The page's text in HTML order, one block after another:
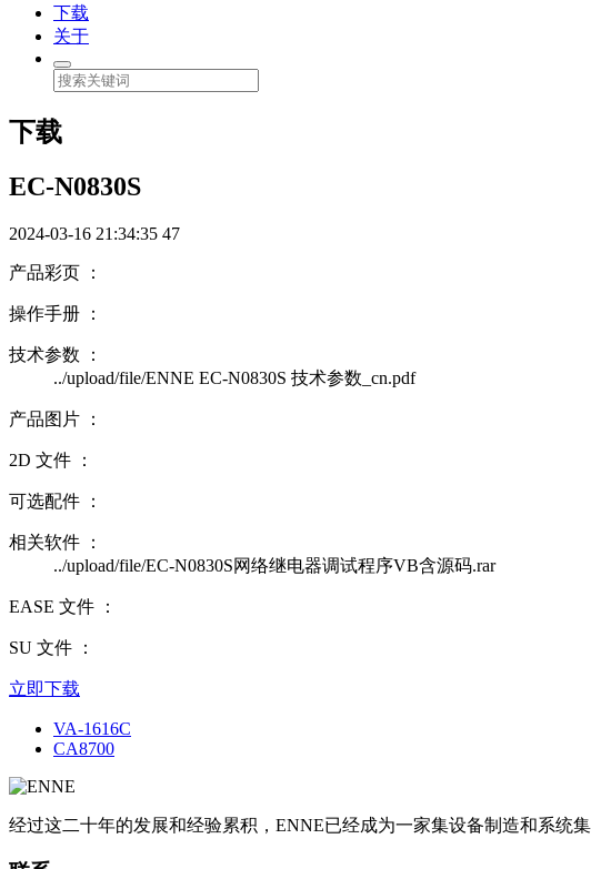
下载
关于
下载
EC-N0830S
2024-03-16 21:34:35 47
产品彩页 ：
操作手册 ：
技术参数 ：
../upload/file/ENNE EC-N0830S 技术参数_cn.pdf
产品图片 ：
2D 文件 ：
可选配件 ：
相关软件 ：
../upload/file/EC-N0830S网络继电器调试程序VB含源码.rar
EASE 文件 ：
SU 文件 ：
立即下载
VA-1616C
CA8700
经过这二十年的发展和经验累积，ENNE已经成为一家集设备制造和系统